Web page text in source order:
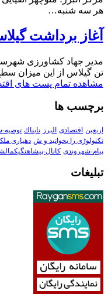
هر سه شنبه…
آغاز برداشت
تن گیلاس از این میزان
مشاهده تمام پست های
برچسب ها
اربعین اقتصادی البرز تابناك توصیه-
تکنولوڑی را بخوانید و ش دهیاری
پیام-شهروندی کانال-
تبلیغات